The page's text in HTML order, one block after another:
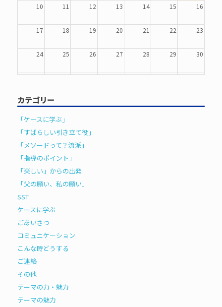
10
11 12 13 14 15 16
17 18 19 20 21 22 23
24 25 26 27 28 29 30
31 1 2 3 4 5 6
カテゴリー
「ケースに学ぶ」
「すばらしい引き立て役」
「メソードって？流派」
「指導のポイント」
「楽しい」からの出発
「父の願い、私の願い」
SST
ケースに学ぶ
ごあいさつ
コミュニケーション
こんな時どうする
ご連絡
その他
テーマの力・魅力
テーマの魅力